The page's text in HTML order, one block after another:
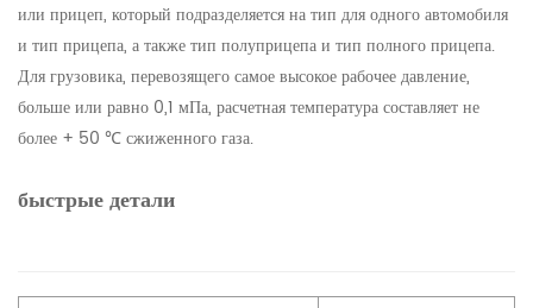
или прицеп, который подразделяется на тип для одного автомобиля
и тип прицепа, а также тип полуприцепа и тип полного прицепа.
Для грузовика, перевозящего самое высокое рабочее давление,
больше или равно 0,1 мПа, расчетная температура составляет не
более + 50 ℃ сжиженного газа.
быстрые детали